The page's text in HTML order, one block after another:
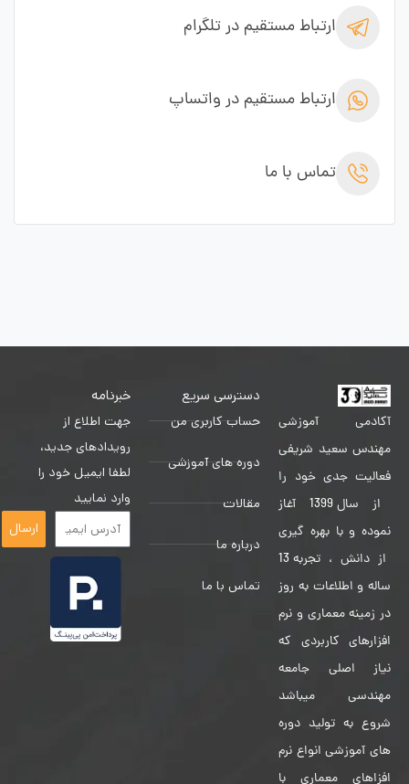
ارتباط مستقیم در تلگرام
ارتباط مستقیم در واتساپ
تماس با ما
آکادمی آموزشی
مهندس سعید شریفی
فعالیت جدی خود را
از سال 1399 آغاز
نموده و با بهره گیری
از دانش ، تجربه 13
ساله و اطلاعات به روز
در زمینه معماری و نرم
افزارهای کاربردی که
نیاز اصلی جامعه
مهندسی میباشد
شروع به تولید دوره
های آموزشی انواع نرم
افزاهای معماری با
دسترسی سریع
حساب کاربری من
دوره های آموزشی
مقالات
درباره ما
تماس با ما
خبرنامه
جهت اطلاع از
رویدادهای جدید،
لطفا ایمیل خود را
وارد نمایید
ارسال